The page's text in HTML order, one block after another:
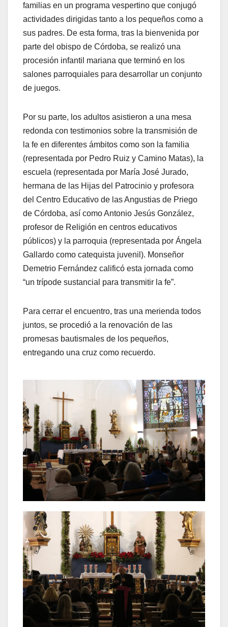
familias en un programa vespertino que conjugó
actividades dirigidas tanto a los pequeños como a
sus padres. De esta forma, tras la bienvenida por
parte del obispo de Córdoba, se realizó una
procesión infantil mariana que terminó en los
salones parroquiales para desarrollar un conjunto
de juegos.
Por su parte, los adultos asistieron a una mesa
redonda con testimonios sobre la transmisión de
la fe en diferentes ámbitos como son la familia
(representada por Pedro Ruiz y Camino Matas), la
escuela (representada por María José Jurado,
hermana de las Hijas del Patrocinio y profesora
del Centro Educativo de las Angustias de Priego
de Córdoba, así como Antonio Jesús González,
profesor de Religión en centros educativos
públicos) y la parroquia (representada por Ángela
Gallardo como catequista juvenil). Monseñor
Demetrio Fernández calificó esta jornada como
“un trípode sustancial para transmitir la fe”.
Para cerrar el encuentro, tras una merienda todos
juntos, se procedió a la renovación de las
promesas bautismales de los pequeños,
entregando una cruz como recuerdo.